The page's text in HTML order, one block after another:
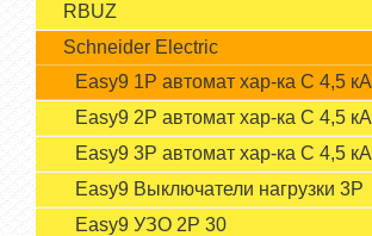
RBUZ
Schneider Electric
Easy9 1P автомат хар-ка С 4,5 кА
Easy9 2P автомат хар-ка С 4,5 кA
Easy9 3P автомат хар-ка С 4,5 кА
Easy9 Выключатели нагрузки 3P
Easy9 УЗО 2P 30